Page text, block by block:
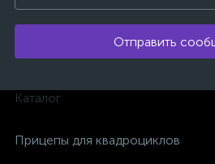
Отправить
Каталог
Прицепы для квадроциклов